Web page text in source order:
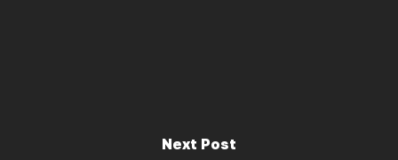
Next Post